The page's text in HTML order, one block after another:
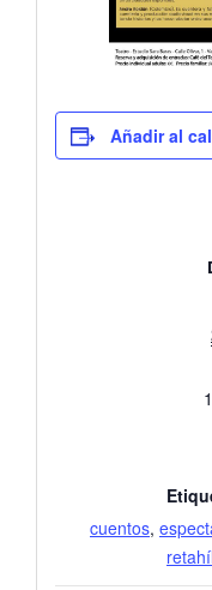
Añadir al
cuentos,